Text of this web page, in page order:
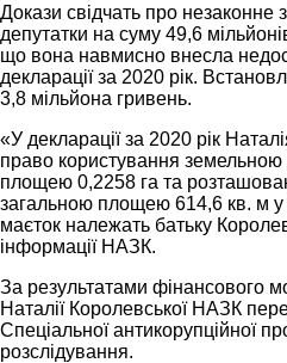
Докази свідчать про незаконне
депутатки на суму 49,6
що вона навмисно внесла
декларації за 2020 рік.
3,8 мільйона гривень.
«У декларації за 2020 рік
право користування
площею 0,2258 га та
загальною площею 614,6 кв. м у
маєток належать батьку
інформації НАЗК.
За результатами фінансового
Наталії Королевської НАЗК
Спеціальної антикорупційної
розслідування.